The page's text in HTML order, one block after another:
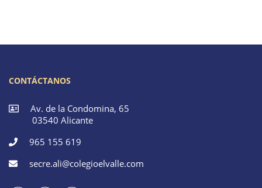
CONTÁCTANOS
Av. de la Condomina, 65
03540 Alicante
965 155 619
secre.ali@colegioelvalle.com